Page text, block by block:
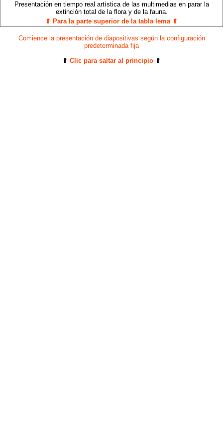
Presentación en tiempo real artística de las multimedias en parar la
extinción total de la flora y de la fauna.
⇑ Para la parte superior de la tabla lema ⇑
Comience la presentación de diapositivas según la configuración
predeterminada fija
⇑ Clic para saltar al principio ⇑